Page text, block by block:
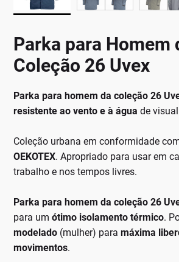
Parka para Homem
Coleção 26 Uvex
Parka para homem da coleção 26
resistente ao vento e à água de
Coleção urbana em conformidade
OEKOTEX. Apropriado para usar em
trabalho e nos tempos livres.
Parka para homem da coleção 26
para umótimo isolamento térmico.
modelado (mulher) paramáxima
movimentos.